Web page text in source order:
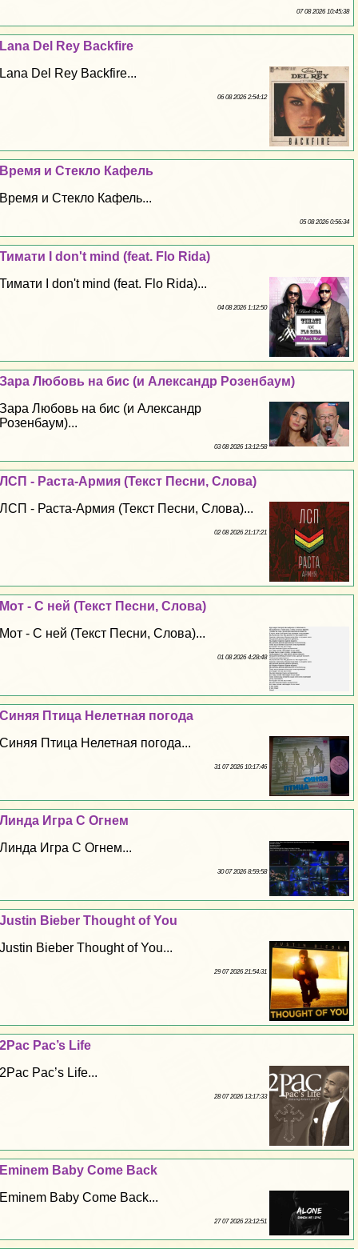
07 08 2026 10:45:38
Lana Del Rey Backfire
Lana Del Rey Backfire...
06 08 2026 2:54:12
Время и Стекло Кафель
Время и Стекло Кафель...
05 08 2026 0:56:34
Тимати I don't mind (feat. Flo Rida)
Тимати I don't mind (feat. Flo Rida)...
04 08 2026 1:12:50
Зара Любовь на бис (и Александр Розенбаум)
Зара Любовь на бис (и Александр
Розенбаум)...
03 08 2026 13:12:58
ЛСП - Раста-Армия (Текст Песни, Слова)
ЛСП - Раста-Армия (Текст Песни, Слова)...
02 08 2026 21:17:21
Мот - С ней (Текст Песни, Слова)
Мот - С ней (Текст Песни, Слова)...
01 08 2026 4:28:48
Синяя Птица Нелетная погода
Синяя Птица Нелетная погода...
31 07 2026 10:17:46
Линда Игра С Огнем
Линда Игра С Огнем...
30 07 2026 8:59:58
Justin Bieber Thought of You
Justin Bieber Thought of You...
29 07 2026 21:54:31
2Pac Pac’s Life
2Pac Pac’s Life...
28 07 2026 13:17:33
Eminem Baby Come Back
Eminem Baby Come Back...
27 07 2026 23:12:51